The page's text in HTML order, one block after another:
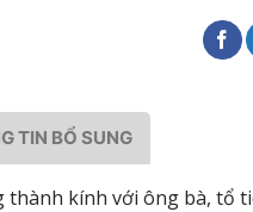
TIN BỔ SUNG
thành kính với ông bà, tổ